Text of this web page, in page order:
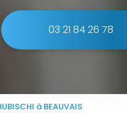
03 21 84 26 78
à BEAUVAIS